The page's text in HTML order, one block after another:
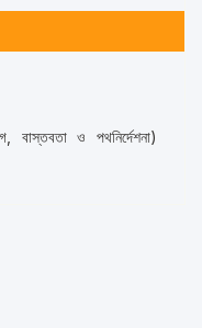
বাস্তবতা ও পথনির্দেশনা)